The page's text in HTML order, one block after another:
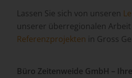
Lassen Sie sich von unseren
unserer überregionalen
Referenzprojekten in Gross
Büro Zeitenweide GmbH –